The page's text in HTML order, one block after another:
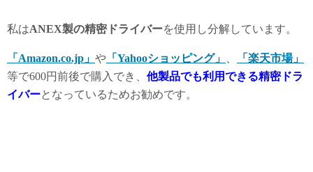
私はANEX製の精密ドライバーを使用し分解しています。
「Amazon.co.jp」 や 「Yahooショッピング」
「楽天市場」
等で600円前後で購入でき、 他製品でも利用できる精密ドラ
イバーとなっているためお勧めです。